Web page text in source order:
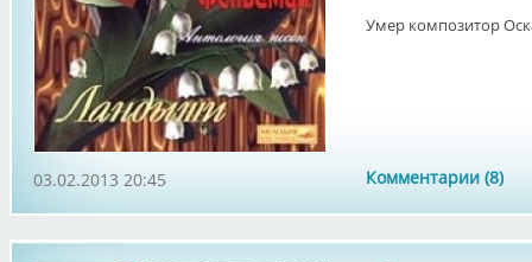
Умер композитор
Комментарии (8)
03.02.2013 20:45